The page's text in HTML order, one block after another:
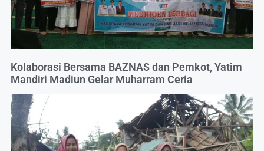
Kolaborasi Bersama BAZNAS dan Pemkot, Yatim
Mandiri Madiun Gelar Muharram Ceria